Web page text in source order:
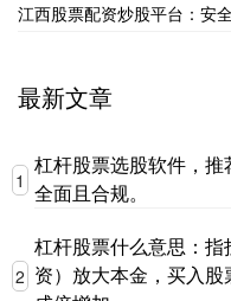
江西股票配资炒股平台：安
最新文章
1
杠杆股票选股软件，
全面且合规。
2
杠杆股票什么意思：
资）放大本金，买入